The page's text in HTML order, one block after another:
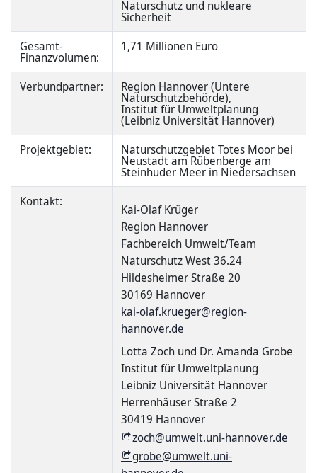
Naturschutz und nukleare
Sicherheit
Gesamt-
Finanzvolumen:
1,71 Millionen Euro
Verbundpartner: Region Hannover (Untere
Naturschutzbehörde),
Institut für Umweltplanung
(Leibniz Universität Hannover)
Projektgebiet:
Naturschutzgebiet Totes Moor bei
Neustadt am Rübenberge am
Steinhuder Meer in Niedersachsen
Kontakt:
Kai-Olaf Krüger
Region Hannover
Fachbereich Umwelt/Team
Naturschutz West 36.24
Hildesheimer Straße 20
30169 Hannover
kai-olaf.krueger@region-
hannover.de
Lotta Zoch und Dr. Amanda Grobe
Institut für Umweltplanung
Leibniz Universität Hannover
Herrenhäuser Straße 2
30419 Hannover
zoch@umwelt.uni-hannover.de
grobe@umwelt.uni-